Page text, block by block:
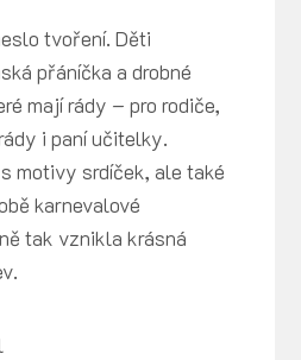
tvoření. Děti
přáníčka a drobné
mají rády – pro rodiče,
i paní učitelky.
motivy srdíček, ale také
karnevalové
tak vznikla krásná